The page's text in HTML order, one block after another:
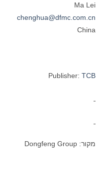
Ma Lei
chenghua@dfmc.com.cn
China
Publisher: TCB
מקור: Dongfeng Group